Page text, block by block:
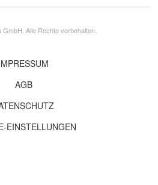
Alle Rechte vorbehalten.
AGB
EINSTELLUNGEN